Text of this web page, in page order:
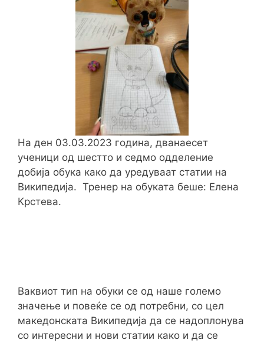
На ден 03.03.2023 година, дванаесет
ученици од шестто и седмо одделение
добија обука како да уредуваат статии на
Википедија. Тренер на обуката беше: Елена
Крстева.
Ваквиот тип на обуки се од наше големо
значење и повеќе се од потребни, со цел
македонската Википедија да се надоплонува
со интересни и нови статии како и да се